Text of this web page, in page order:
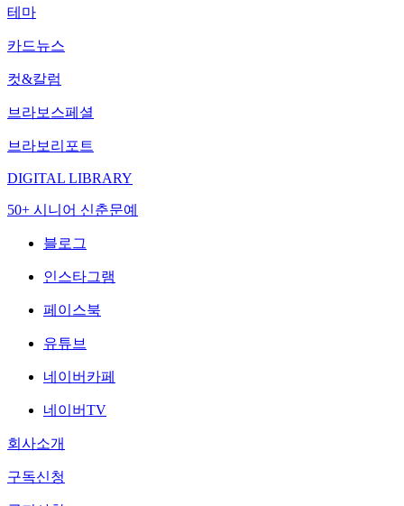
테마
카드뉴스
컷&칼럼
브라보스페셜
브라보리포트
DIGITAL LIBRARY
50+ 시니어 신춘문예
블로그
인스타그램
페이스북
유튜브
네이버카페
네이버TV
회사소개
구독신청